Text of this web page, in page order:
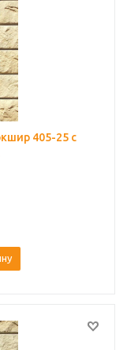
405-25 с